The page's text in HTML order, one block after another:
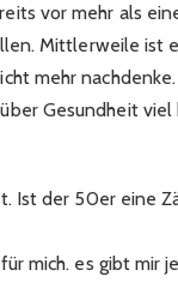
vor mehr als
Mittlerweile ist
mehr
Gesundheit
Ist der 50er eine
mich. es gibt mir